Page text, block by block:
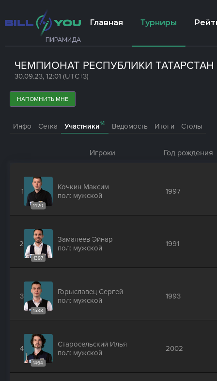
ПИРАМИДА
Главная Турниры
ЧЕМПИОНАТ РЕСПУБЛИКИ ТАТАРСТАН
30.09.23, 12:01 (UTC+3)
НАПОМНИТЬ МНЕ
Инфо Сетка Участники14 Ведомость Итоги Столы
Игроки Год рождения
1
1420
Кочкин Максим
пол: мужской
1997
2
1397
Замалеев Эйнар
пол: мужской
1991
3
1533
Горыславец Сергей
пол: мужской
1993
4
1464
Старосельский Илья
пол: мужской
2002